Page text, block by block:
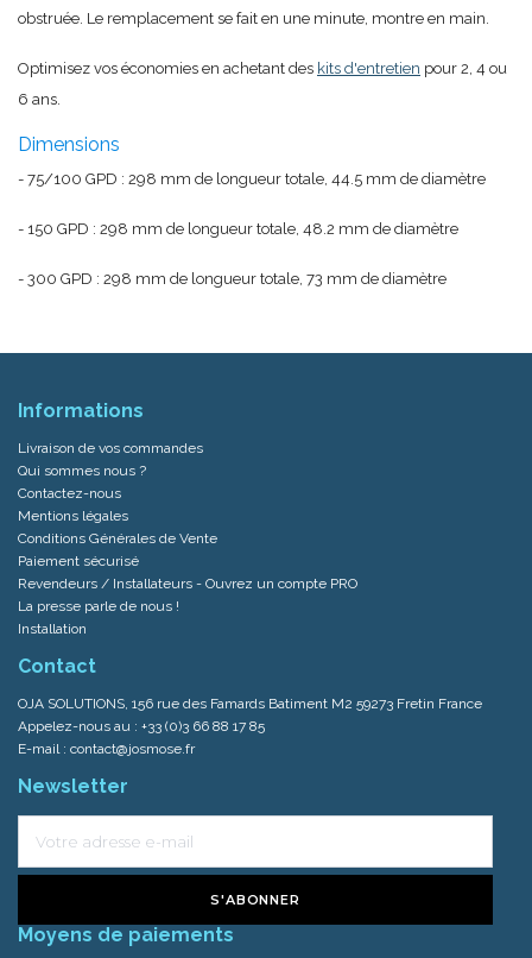
obstruée. Le remplacement se fait en une minute, montre en main.
Optimisez vos économies en achetant des kits d'entretien pour 2, 4 ou
6 ans.
Dimensions
- 75/100 GPD : 298 mm de longueur totale, 44.5 mm de diamètre
- 150 GPD : 298 mm de longueur totale, 48.2 mm de diamètre
- 300 GPD : 298 mm de longueur totale, 73 mm de diamètre
Informations
Livraison de vos commandes
Qui sommes nous ?
Contactez-nous
Mentions légales
Conditions Générales de Vente
Paiement sécurisé
Revendeurs / Installateurs - Ouvrez un compte PRO
La presse parle de nous !
Installation
Contact
OJA SOLUTIONS, 156 rue des Famards Batiment M2 59273 Fretin France
Appelez-nous au : +33 (0)3 66 88 17 85
E-mail : contact@josmose.fr
Newsletter
S'ABONNER
Moyens de paiements